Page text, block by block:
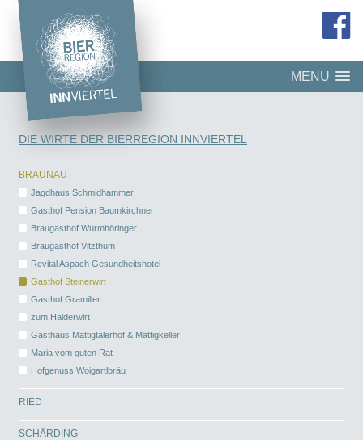
MENU
DIE WIRTE DER BIERREGION INNVIERTEL
BRAUNAU
Jagdhaus Schmidhammer
Gasthof Pension Baumkirchner
Braugasthof Wurmhöringer
Braugasthof Vitzthum
Revital Aspach Gesundheitshotel
Gasthof Steinerwirt
Gasthof Gramiller
zum Haiderwirt
Gasthaus Mattigtalerhof & Mattigkeller
Maria vom guten Rat
Hofgenuss Woigartlbräu
RIED
SCHÄRDING